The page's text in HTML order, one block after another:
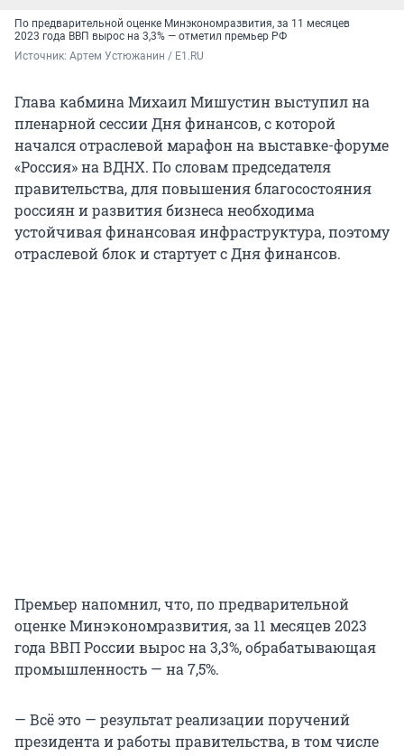
По предварительной оценке Минэкономразвития, за 11 месяцев
2023 года ВВП вырос на 3,3% — отметил премьер РФ
Источник: Артем Устюжанин / E1.RU
Глава кабмина Михаил Мишустин выступил на
пленарной сессии Дня финансов, с которой
начался отраслевой марафон на выставке-форуме
«Россия» на ВДНХ. По словам председателя
правительства, для повышения благосостояния
россиян и развития бизнеса необходима
устойчивая финансовая инфраструктура, поэтому
отраслевой блок и стартует с Дня финансов.
Премьер напомнил, что, по предварительной
оценке Минэкономразвития, за 11 месяцев 2023
года ВВП России вырос на 3,3%, обрабатывающая
промышленность — на 7,5%.
— Всё это — результат реализации поручений
президента и работы правительства, в том числе